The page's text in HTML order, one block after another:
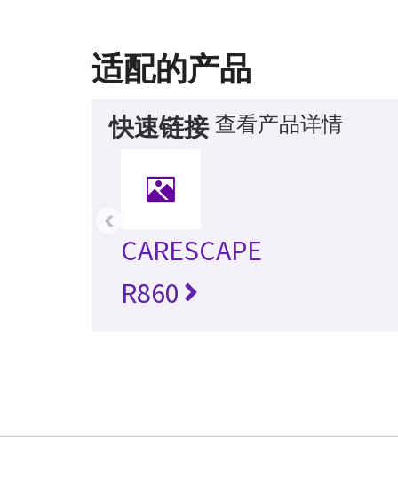
适配的产品
快速链接 查看产品详情
CARESCAPE
R860
‹